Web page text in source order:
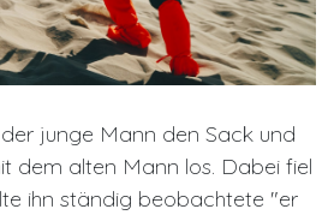
junge Mann den Sack und
dem alten Mann los. Dabei fiel
ihn ständig beobachtete "er